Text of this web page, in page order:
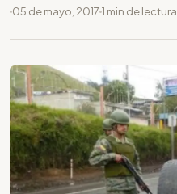
05 de mayo, 2017 1 min de lectura